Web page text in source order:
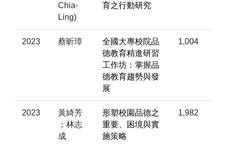
Chia-
Ling)
育之行動研究
2023 蔡昕璋
全國大專校院品
德教育精進研習
工作坊：掌握品
德教育趨勢與發
展
1,004
2023
黃綺芳
；林志
成
形塑校園品德之
重要、困境與實
施策略
1,982